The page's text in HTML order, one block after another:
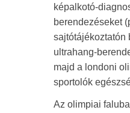
képalkotó-
berendezéseket
sajtótájékoztatón
ultrahang-
majd a londoni
sportolók
Az olimpiai